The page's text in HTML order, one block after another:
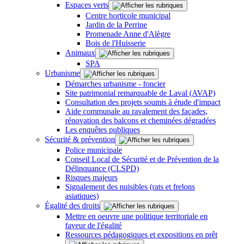
Espaces verts
Centre horticole municipal
Jardin de la Perrine
Promenade Anne d'Alègre
Bois de l'Huisserie
Animaux
SPA
Urbanisme
Démarches urbanisme - foncier
Site patrimonial remarquable de Laval (AVAP)
Consultation des projets soumis à étude d'impact
Aide communale au ravalement des façades,
rénovation des balcons et cheminées dégradées
Les enquêtes publiques
Sécurité & prévention
Police municipale
Conseil Local de Sécurité et de Prévention de la
Délinquance (CLSPD)
Risques majeurs
Signalement des nuisibles (rats et frelons
asiatiques)
Égalité des droits
Mettre en oeuvre une politique territoriale en
faveur de l'égalité
Ressources pédagogiques et expositions en prêt